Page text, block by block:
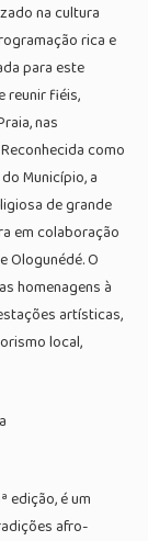
na cultura
rica e
para este
reunir fiéis,
nas
como
Município, a
de grande
em colaboração
Ologunédé. O
homenagens à
artísticas,
local,
edição, é um
afro-